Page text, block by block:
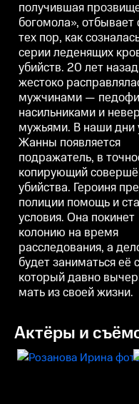
помощь и ставит два условия.
Она покинет колонию на
расследования, а делом будет
заниматься её сын, который
давно вычеркнул мать из
жизни.
получившая
богомола», отбывает
тех пор, как
серии леденящих
убийств. 20 лет
жестоко
мужчинами —
насильниками и
мужьями. В наши дни
Жанны появляется
подражатель, в
копирующий
убийства. Героиня
полиции помощь и
условия. Она покинет
колонию на время
расследования, а
будет заниматься её
который давно
мать из своей жизни.
Актёры и